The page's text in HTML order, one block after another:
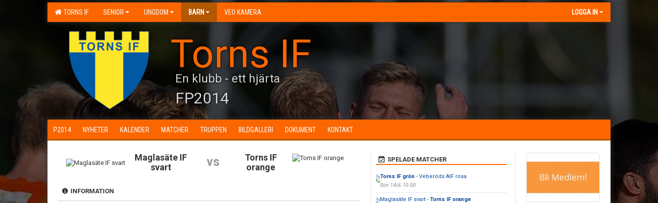
TORNS IF SENIOR UNGDOM BARN VEO KAMERA LOGGA IN
Torns IF
En klubb - ett hjärta
FP2014
P2014 NYHETER KALENDER MATCHER TRUPPEN BILDGALLERI DOKUMENT KONTAKT
Maglasäte IF
svart
vs
Torns IF
orange
INFORMATION
SPELADE MATCHER
Torns IF grön - Veberöds AIF rosa
Sön 14/6 10:00
Maglasäte IF svart - Torns IF orange